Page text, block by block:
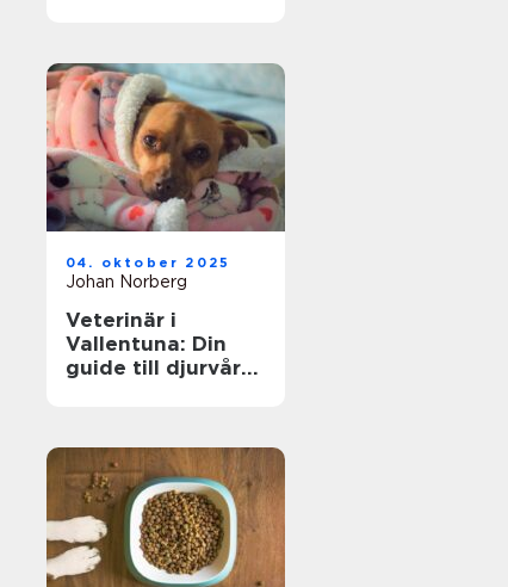
04. oktober 2025
Johan Norberg
Veterinär i
Vallentuna: Din
guide till djurvård